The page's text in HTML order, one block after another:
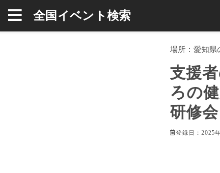
全国イベント検索
場所： 愛知県
支援
ろの
研修
登録日：2025